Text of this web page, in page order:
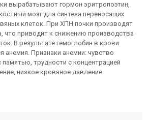
вырабатывают гормон эритропоэтин,
мозг для синтеза переносящих
клеток. При ХПН почки производят
что приводит к снижению производства
В результате гемоглобин в крови
анемия. Признаки анемии: чувство
трудности с концентрацией
низкое кровяное давление.